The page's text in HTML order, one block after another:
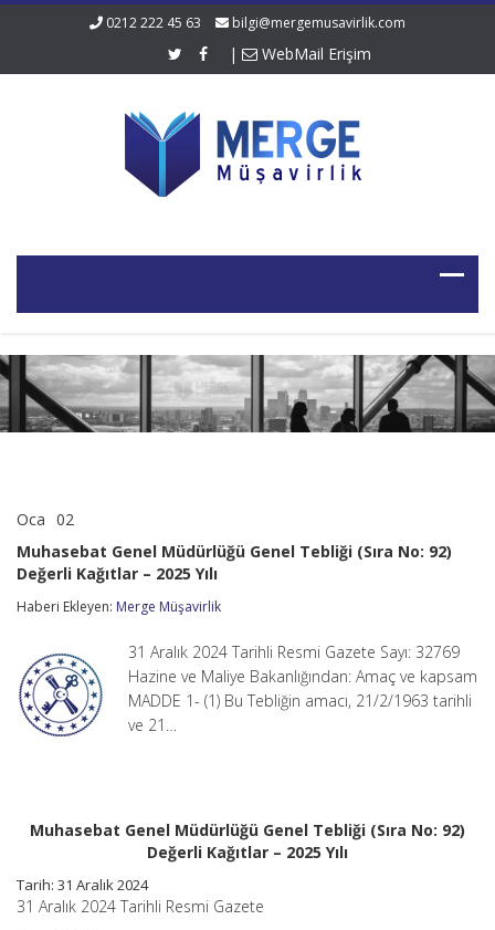
0212 222 45 63 bilgi@mergemusavirlik.com
| WebMail Erişim
Oca 02
Müdürlüğü
Genel
(Sıra
Değerli
Kağıtlar
–
2025
Muhasebat Genel Müdürlüğü Genel Tebliği (Sıra No: 92)
Değerli Kağıtlar – 2025 Yılı
Haberi Ekleyen: Merge Müşavirlik
31 Aralık 2024 Tarihli Resmi Gazete Sayı: 32769
Hazine ve Maliye Bakanlığından: Amaç ve kapsam
MADDE 1- (1) Bu Tebliğin amacı, 21/2/1963 tarihli
ve 21…
Muhasebat Genel Müdürlüğü Genel Tebliği (Sıra No: 92)
Değerli Kağıtlar – 2025 Yılı
Tarih: 31 Aralık 2024
31 Aralık 2024 Tarihli Resmi Gazete